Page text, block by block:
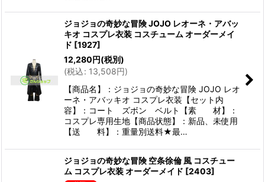
ジョジョの奇妙な冒険 JOJO レオーネ・アバッ
キオ コスプレ衣装 コスチューム オーダーメイ
ド [1927]
12,280円(税別)
(税込: 13,508円)
【商品名】：ジョジョの奇妙な冒険 JOJO レオ
ーネ・アバッキオ コスプレ衣装【セット内
容】：コート ズボン ベルト【素 材】：
コスプレ専用生地【商品状態】：新品、未使用
【送 料】：重量別送料★最…
ジョジョの奇妙な冒険 空条徐倫 風 コスチュー
ム コスプレ衣装 オーダーメイド [2403]